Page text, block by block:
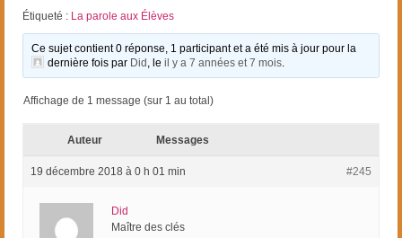
Étiqueté : La parole aux Élèves
Ce sujet contient 0 réponse, 1 participant et a été mis à jour pour la
dernière fois par Did , leil y a 7 années et 7 mois.
Affichage de 1 message (sur 1 au total)
Auteur Messages
19 décembre 2018 à 0 h 01 min #245
Did
Maître des clés